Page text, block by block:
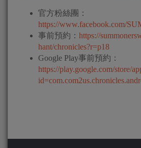
官方粉絲團：
https://www.facebook.com/
事前預約： https://
hant/chronicles?r=p18
Google Play事前預約：
https://play.google.com/store/